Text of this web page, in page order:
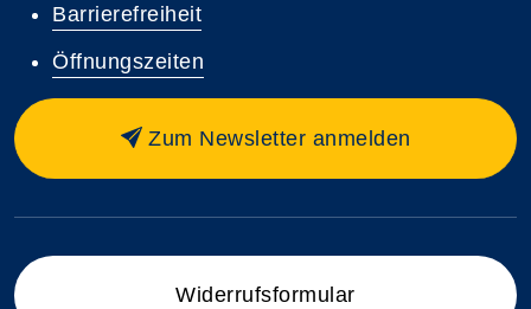
Barrierefreiheit
Öffnungszeiten
Zum Newsletter anmelden
Widerrufsformular